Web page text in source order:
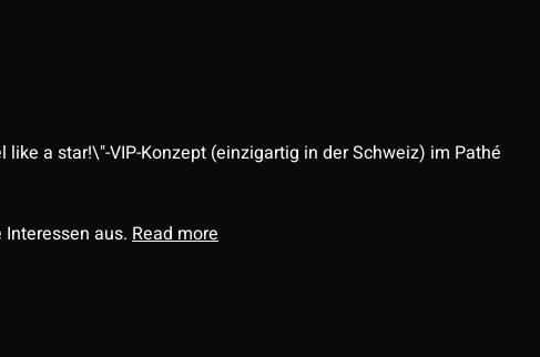
a star!\"-VIP-Konzept (einzigartig in der Schweiz) im Pathé
aus. Read more